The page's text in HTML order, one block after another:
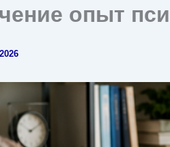
опыт